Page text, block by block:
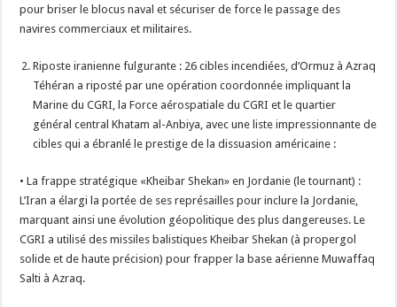
pour briser le blocus naval et sécuriser de force le passage des
navires commerciaux et militaires.
Riposte iranienne fulgurante : 26 cibles incendiées, d’Ormuz à Azraq
Téhéran a riposté par une opération coordonnée impliquant la
Marine du CGRI, la Force aérospatiale du CGRI et le quartier
général central Khatam al-Anbiya, avec une liste impressionnante de
cibles qui a ébranlé le prestige de la dissuasion américaine :
• La frappe stratégique «Kheibar Shekan» en Jordanie (le tournant) :
L’Iran a élargi la portée de ses représailles pour inclure la Jordanie,
marquant ainsi une évolution géopolitique des plus dangereuses. Le
CGRI a utilisé des missiles balistiques Kheibar Shekan (à propergol
solide et de haute précision) pour frapper la base aérienne Muwaffaq
Salti à Azraq.